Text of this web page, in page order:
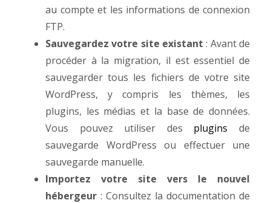
au compte et les informations de connexion
FTP.
Sauvegardez votre site existant : Avant de
procéder à la migration, il est essentiel de
sauvegarder tous les fichiers de votre site
WordPress, y compris les thèmes, les
plugins, les médias et la base de données.
Vous pouvez utiliser des pluginsde
sauvegarde WordPress ou effectuer une
sauvegarde manuelle.
Importez votre site vers le nouvel
hébergeur : Consultez la documentation de